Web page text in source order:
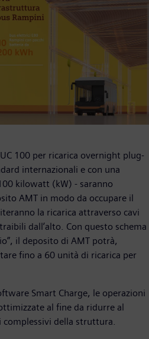
100 per ricarica overnight plug-
internazionali e con una
kilowatt (kW) - saranno
AMT in modo da occupare il
la ricarica attraverso cavi
dall’alto. Con questo schema
il deposito di AMT potrà,
fino a 60 unità di ricarica per
Smart Charge, le operazioni
al fine da ridurre al
della struttura.